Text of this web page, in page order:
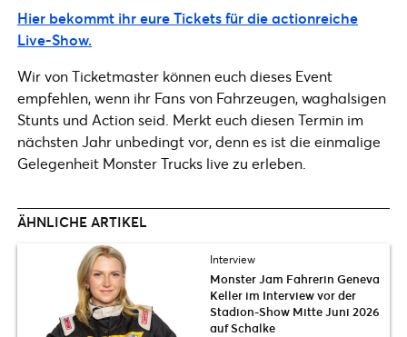
Hier bekommt ihr eure Tickets für die actionreiche
Live-Show.
Wir von Ticketmaster können euch dieses Event
empfehlen, wenn ihr Fans von Fahrzeugen, waghalsigen
Stunts und Action seid. Merkt euch diesen Termin im
nächsten Jahr unbedingt vor, denn es ist die einmalige
Gelegenheit Monster Trucks live zu erleben.
ÄHNLICHE ARTIKEL
Interview
Monster Jam Fahrerin Geneva
Keller im Interview vor der
Stadion-Show Mitte Juni 2026
auf Schalke